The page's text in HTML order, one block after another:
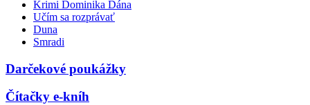
Krimi Dominika Dána
Učím sa rozprávať
Duna
Smradi
Darčekové poukážky
Čítačky e-kníh